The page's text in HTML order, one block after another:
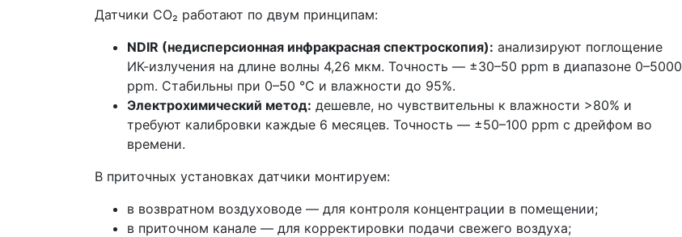
Датчики CO₂ работают по двум принципам:
NDIR (недисперсионная инфракрасная спектроскопия): анализируют поглощение
ИК-излучения на длине волны 4,26 мкм. Точность — ±30–50 ppm в диапазоне 0–5000
ppm. Стабильны при 0–50 °C и влажности до 95%.
Электрохимический метод: дешевле, но чувствительны к влажности >80% и
требуют калибровки каждые 6 месяцев. Точность — ±50–100 ppm с дрейфом во
времени.
В приточных установках датчики монтируем:
в возвратном воздуховоде — для контроля концентрации в помещении;
в приточном канале — для корректировки подачи свежего воздуха;